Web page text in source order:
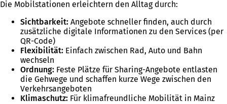
Die Mobilstationen erleichtern den Alltag durch:
Sichtbarkeit: Angebote schneller finden, auch durch
zusätzliche digitale Informationen zu den Services (per
QR-Code)
Flexibilität: Einfach zwischen Rad, Auto und Bahn
wechseln
Ordnung: Feste Plätze für Sharing-Angebote entlasten
die Gehwege und schaffen kurze Wege zwischen den
Verkehrsangeboten
Klimaschutz: Für klimafreundliche Mobilität in Mainz